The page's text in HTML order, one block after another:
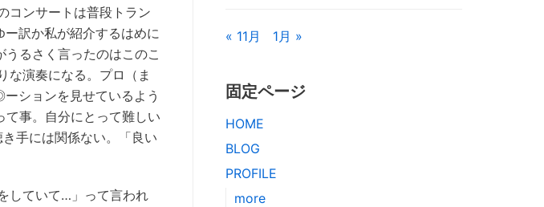
コンサートは普段トラン
訳か私が紹介するはめに
るさく言ったのはこのこ
な演奏になる。プロ（ま
ションを見せているよう
事。自分にとって難しい
手には関係ない。「良い
していて…」って言われ
« 11月 1月 »
固定ページ
HOME
BLOG
PROFILE
more